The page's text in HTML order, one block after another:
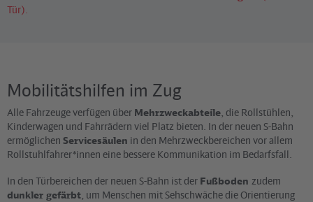
Tür).
Mobilitätshilfen im Zug
Alle Fahrzeuge verfügen über Mehrzweckabteile , die Rollstühlen,
Kinderwagen und Fahrrädern viel Platz bieten. In der neuen S-Bahn
ermöglichen Servicesäulen in den Mehrzweckbereichen vor allem
Rollstuhlfahrer*innen eine bessere Kommunikation im Bedarfsfall.
In den Türbereichen der neuen S-Bahn ist der Fußboden zudem
dunkler gefärbt , um Menschen mit Sehschwäche die Orientierung